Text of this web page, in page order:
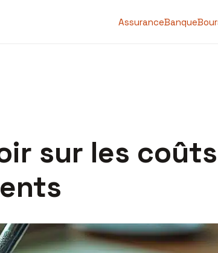
AssuranceBanque
sur les